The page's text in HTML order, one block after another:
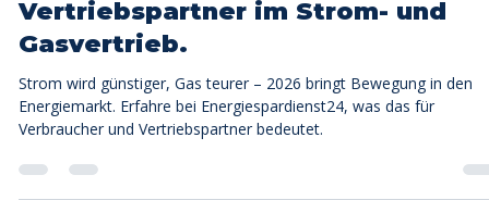
⚡ In 2026 wird Strom günstiger
Vertriebspartner im Strom- und
Gasvertrieb.
Strom wird günstiger, Gas teurer – 2026 bringt Bewegung in den